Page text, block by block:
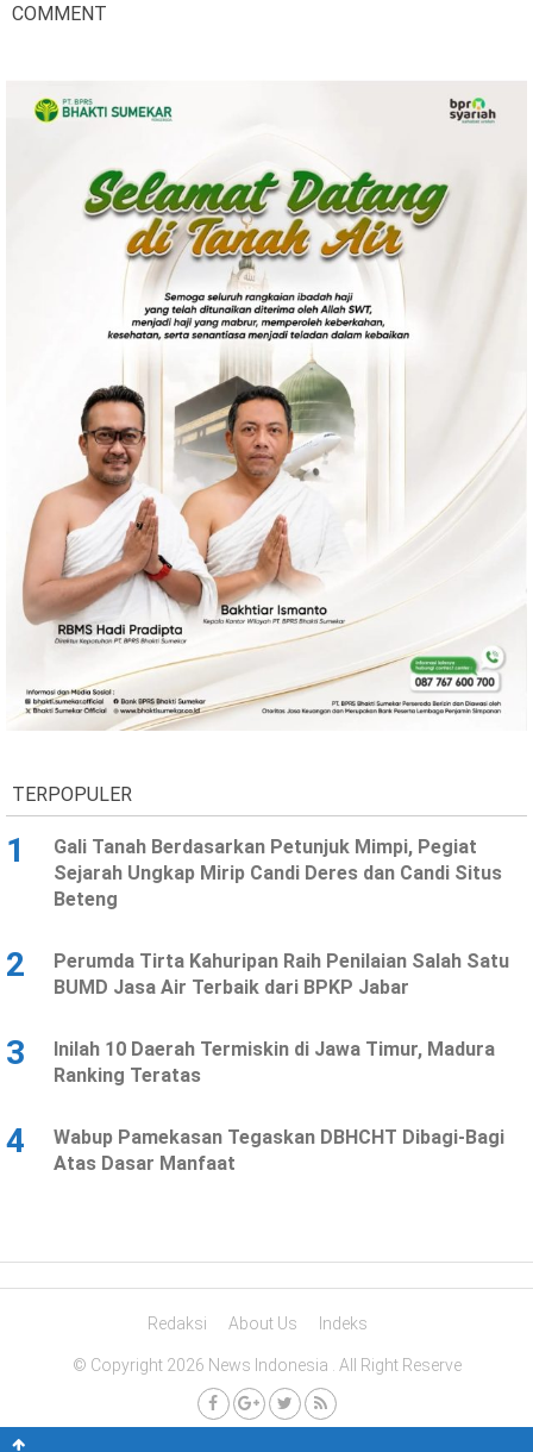
COMMENT
TERPOPULER
1
Gali Tanah Berdasarkan Petunjuk Mimpi, Pegiat
Sejarah Ungkap Mirip Candi Deres dan Candi Situs
Beteng
2
Perumda Tirta Kahuripan Raih Penilaian Salah Satu
BUMD Jasa Air Terbaik dari BPKP Jabar
3
Inilah 10 Daerah Termiskin di Jawa Timur, Madura
Ranking Teratas
4
Wabup Pamekasan Tegaskan DBHCHT Dibagi-Bagi
Atas Dasar Manfaat
Redaksi About Us Indeks
© Copyright 2026 News Indonesia . All Right Reserve